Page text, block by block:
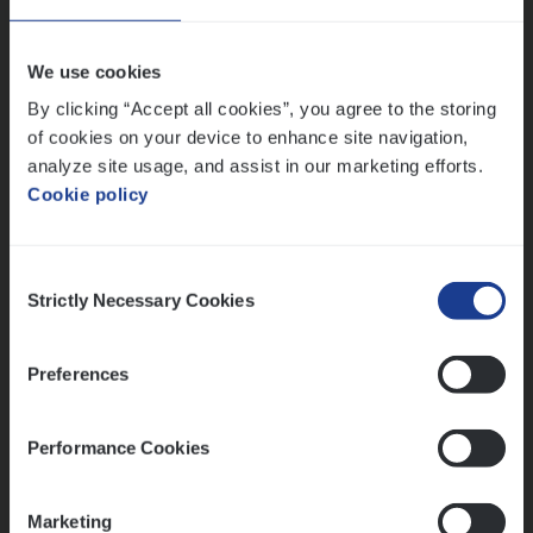
We use cookies
By clicking “Accept all cookies”, you agree to the storing
of cookies on your device to enhance site navigation,
analyze site usage, and assist in our marketing efforts.
Cookie policy
Selection
Strictly Necessary Cookies
Preferences
Performance Cookies
Marketing
Advisor/​Configuratie ana­lyst Part­ner in
Benefits
Dos­sier­be­heer­der ver­ze­ke­rin­gen — Soci­al
Insurance Operations